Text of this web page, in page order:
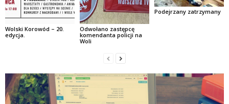
Wolski Korowód – 20.
edycja.
Odwołano zastępcę
komendanta policji na
Woli
Podejrzany zatrzymany